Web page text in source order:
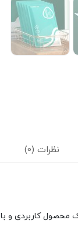
نظرات (0)